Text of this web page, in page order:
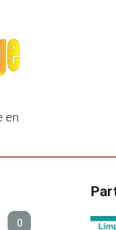
en
0